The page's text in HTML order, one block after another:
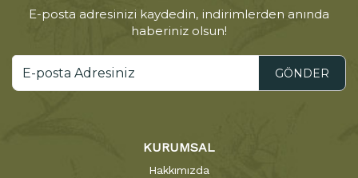
E-posta adresinizi kaydedin, indirimlerden anında
haberiniz olsun!
GÖNDER
KURUMSAL
Hakkımızda